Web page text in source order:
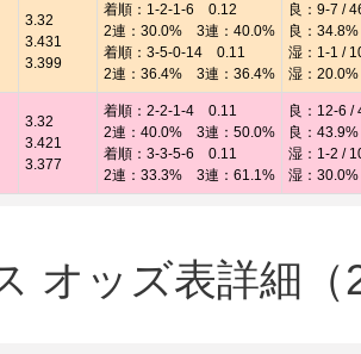
3.32
3.431
3.399
着順：1-2-1-6 0.12
2連：30.0% 3連：40.0%
着順：3-5-0-14 0.11
2連：36.4% 3連：36.4%
良：9-7 /
良：34.8%
湿：1-1 /
湿：20.0%
3.32
3.421
3.377
着順：2-2-1-4 0.11
2連：40.0% 3連：50.0%
着順：3-3-5-6 0.11
2連：33.3% 3連：61.1%
良：12-6 /
良：43.9%
湿：1-2 /
湿：30.0%
オッズ表詳細（